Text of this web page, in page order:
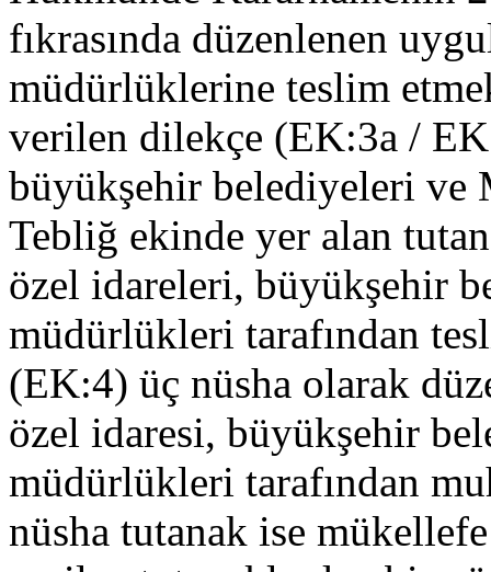
fıkrasında düzenlenen
müdürlüklerine teslim
verilen dilekçe (EK:3a /
büyükşehir belediyeleri ve
Tebliğ ekinde yer alan
özel idareleri, büyükşehir
müdürlükleri tarafından
(EK:4) üç nüsha olarak
özel idaresi, büyükşehir
müdürlükleri tarafından
nüsha tutanak ise